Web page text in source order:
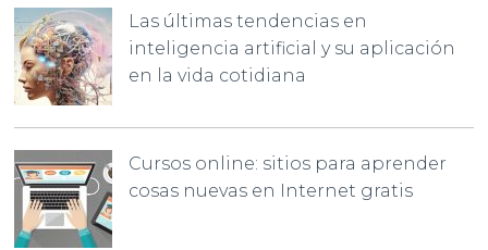
Las últimas tendencias en
inteligencia artificial y su aplicación
en la vida cotidiana
Cursos online: sitios para aprender
cosas nuevas en Internet gratis